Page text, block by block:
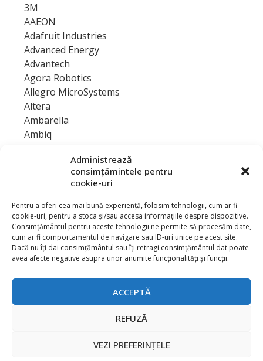
Administrează
consimțămintele pentru
cookie-uri
Pentru a oferi cea mai bună experiență, folosim tehnologii, cum ar fi
cookie-uri, pentru a stoca și/sau accesa informațiile despre dispozitive.
Consimțământul pentru aceste tehnologii ne permite să procesăm date,
cum ar fi comportamentul de navigare sau ID-uri unice pe acest site.
Dacă nu îți dai consimțământul sau îți retragi consimțământul dat poate
avea afecte negative asupra unor anumite funcționalități și funcții.
ACCEPTĂ
REFUZĂ
VEZI PREFERINȚELE
3M
AAEON
Adafruit Industries
Advanced Energy
Advantech
Agora Robotics
Allegro MicroSystems
Altera
Ambarella
Ambiq
Analog Devices
Anritsu Corporation
Ansys
APS
Arduino
Arm
Asentics
ATEN International
ATTEND Technology
Contact
Publicitate
Abonament la revista “Electronica Azi”